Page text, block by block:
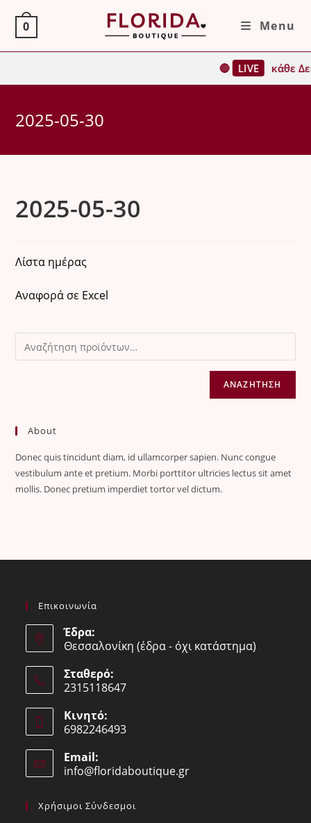
content
0 Menu
🔴 LIVE κάθε
2025-05-30
2025-05-30
Λίστα ημέρας
Αναφορά σε Excel
ΑΝΑΖΉΤΗΣΗ
About
Donec quis tincidunt diam, id ullamcorper sapien. Nunc congue
vestibulum ante et pretium. Morbi porttitor ultricies lectus sit amet
mollis. Donec pretium imperdiet tortor vel dictum.
Επικοινωνία
Έδρα:
Θεσσαλονίκη (έδρα - όχι κατάστημα)
Σταθερό:
2315118647
in
your
application
Κινητό:
6982246493
in
your
Email:
info@floridaboutique.grOpens
Χρήσιμοι Σύνδεσμοι